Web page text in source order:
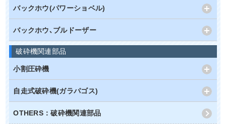
バックホウ(パワーショベル)
バックホウ､ブルドーザー
破砕機関連部品
小割圧砕機
自走式破砕機(ガラパゴス)
OTHERS：破砕機関連部品